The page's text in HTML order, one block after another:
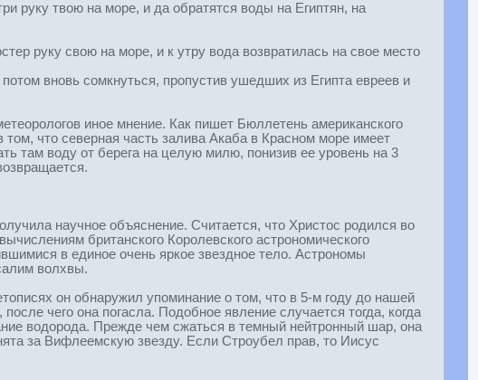
руку твою на море, и да обратятся воды на Египтян, на
руку свою на море, и к утру вода возвратилась на свое место
вновь сомкнуться, пропустив ушедших из Египта евреев и
иное мнение. Как пишет Бюллетень американского
что северная часть залива Акаба в Красном море имеет
там воду от берега на целую милю, понизив ее уровень на 3
научное объяснение. Считается, что Христос родился во
британского Королевского астрономического
в единое очень яркое звездное тело. Астрономы
волхвы.
он обнаружил упоминание о том, что в 5-м году до нашей
чего она погасла. Подобное явление случается тогда, когда
водорода. Прежде чем сжаться в темный нейтронный шар, она
за Вифлеемскую звезду. Если Строубел прав, то Иисус